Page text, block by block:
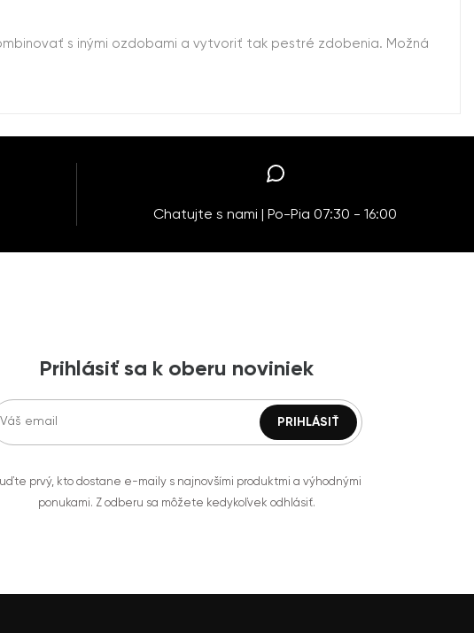
s inými ozdobami a vytvoriť tak pestré zdobenia. Možná
Chatujte s nami | Po-Pia 07:30 - 16:00
Prihlásiť sa k oberu noviniek
prvý, kto dostane e-maily s najnovšími produktmi a výhodnými
ponukami. Z odberu sa môžete kedykoľvek odhlásiť.